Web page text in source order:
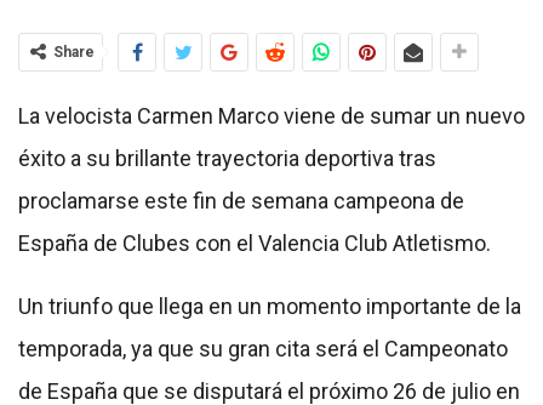
Share
La velocista Carmen Marco viene de sumar un nuevo
éxito a su brillante trayectoria deportiva tras
proclamarse este fin de semana campeona de
España de Clubes con el Valencia Club Atletismo.
Un triunfo que llega en un momento importante de la
temporada, ya que su gran cita será el Campeonato
de España que se disputará el próximo 26 de julio en